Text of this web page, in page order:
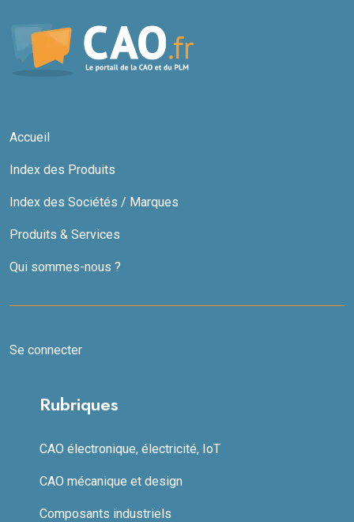
Accueil
Index des Produits
Index des Sociétés / Marques
Produits & Services
Qui sommes-nous ?
Se connecter
Rubriques
CAO électronique, électricité, IoT
CAO mécanique et design
Composants industriels